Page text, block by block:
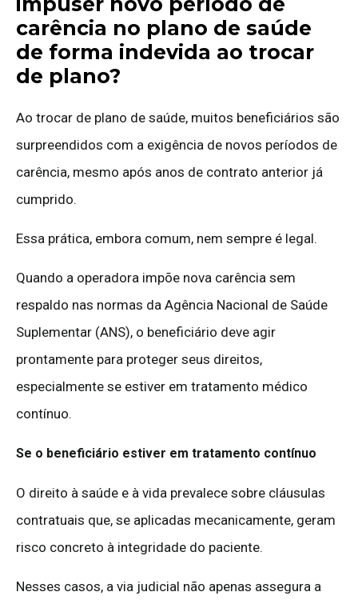
carência no plano de saúde
de forma indevida ao trocar
de plano?
Ao trocar de plano de saúde, muitos beneficiários são
surpreendidos com a exigência de novos períodos de
carência, mesmo após anos de contrato anterior já
cumprido.
Essa prática, embora comum, nem sempre é legal.
Quando a operadora impõe nova carência sem
respaldo nas normas da Agência Nacional de Saúde
Suplementar (ANS), o beneficiário deve agir
prontamente para proteger seus direitos,
especialmente se estiver em tratamento médico
contínuo.
Se o beneficiário estiver em tratamento contínuo
O direito à saúde e à vida prevalece sobre cláusulas
contratuais que, se aplicadas mecanicamente, geram
risco concreto à integridade do paciente.
Nesses casos, a via judicial não apenas assegura a